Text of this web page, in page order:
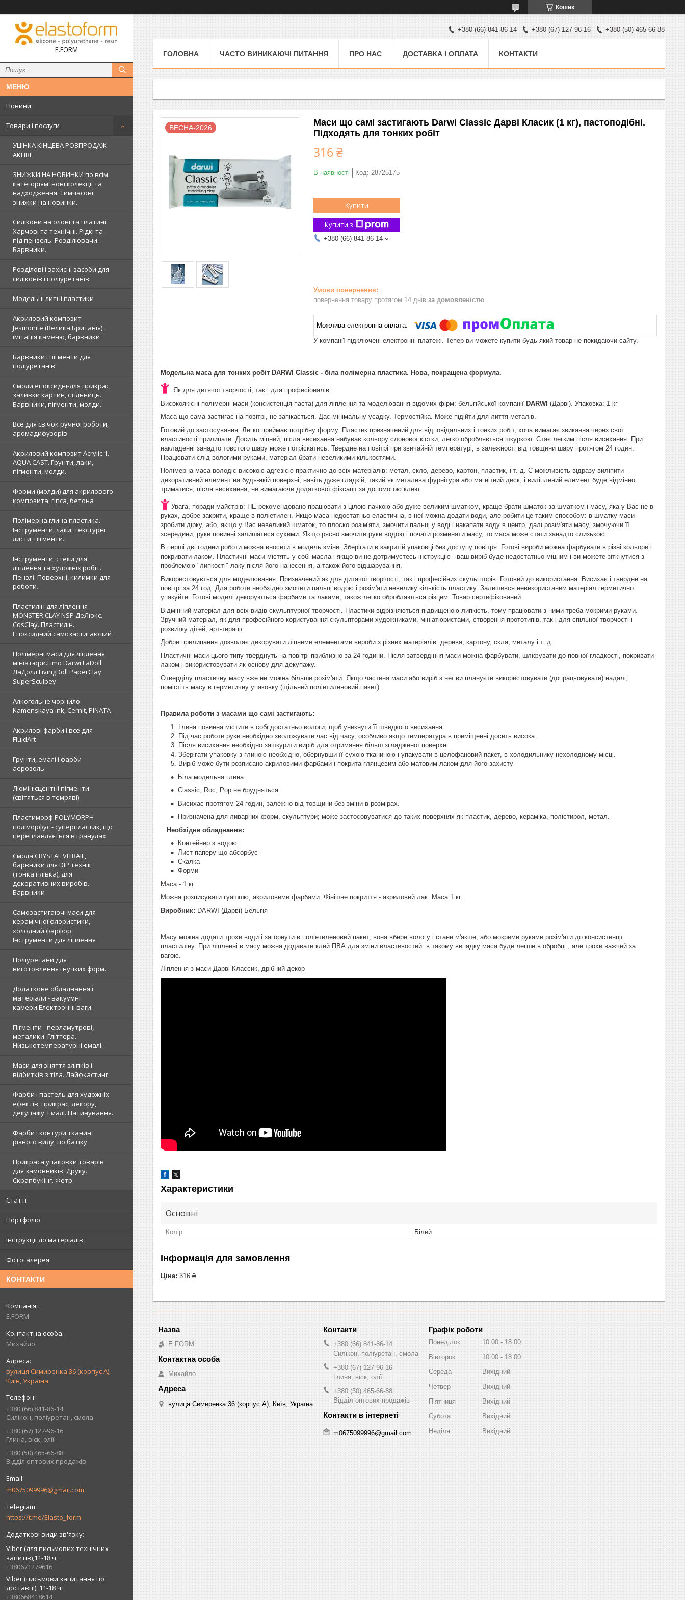
Кошик
E.FORM
Новини
Товари і послуги
УЦІНКА КІНЦЕВА РОЗПРОДАЖ
АКЦІЯ
ЗНИЖКИ НА НОВИНКИ по всім
категоріям: нові колекцїї та
надходження. Тимчасові
знижки на новинки.
Силікони на олові та платині.
Харчові та технічні. Рідкі та
під пензель. Розділювачи.
Барвники.
Розділові і захисні засоби для
силіконів і поліуретанів
Модельні литні пластики
Акриловий композит
Jesmonite (Велика Британія),
імітація каменю, барвники
Барвники і пігменти для
поліуретанів
Смоли епоксидні-для прикрас,
заливки картин, стільниць.
Барвники, пігменти, молди.
Все для свічок ручної роботи,
аромадифузорів
Акриловий композит Acrylic 1.
AQUA CAST. Ґрунти, лаки,
пігменти, молди.
Форми (молди) для акрилового
композита, гіпса, бетона
Полімерна глина пластика.
Інструменти, лаки, текстурні
листи, пігменти.
Інструменти, стеки для
ліплення та художніх робіт.
Пензлі. Поверхні, килимки для
роботи.
Пластилін для ліплення
MONSTER CLAY NSP ДеЛюкс.
CosClay. Пластилін.
Епоксидний самозастигаючий
Полімерні маси для ліплення
мініатюри.Fimo Darwi LaDoll
ЛаДолл LivingDoll PaperClay
SuperSculpey
Алкогольне чорнило
Kamenskaya ink, Cernit, PINATA
Акрилові фарби і все для
FluidArt
Грунти, емалі і фарби
аерозоль
Люмінісцентні пігменти
(світяться в темряві)
Пластиморф POLYMORPH
поліморфус - суперпластик, що
переплавляється в гранулах
Смола CRYSTAL VITRAIL,
барвники для DIP технік
(тонка плівка), для
декоративних виробів.
Барвники
Самозастигаючі маси для
керамічної флористики,
холодний фарфор.
Інструменти для ліплення
Поліуретани для
виготовлення гнучких форм.
Додаткове обладнання і
матеріали - вакуумні
камери.Електронні ваги.
Пігменти - перламутрові,
металики. Гліттера.
Низькотемпературні емалі.
Маси для зняття зліпків і
відбитків з тіла. Лайфкастинг
Фарби і пастель для художніх
ефектів, прикрас, декору,
декупажу. Емалі. Патинування.
Фарби і контури тканин
різного виду, по батіку
Прикраса упаковки товарів
для замовників. Друку.
Скрапбукінг. Фетр.
Статті
Портфоліо
Інструкції до матеріалів
Фотогалерея
КОНТАКТИ
E.FORM
Михайло
вулиця Симиренка 36 (корпус А),
Київ, Україна
+380 (66) 841-86-14
Силікон, поліуретан, смола
+380 (67) 127-96-16
Глина, віск, олії
+380 (50) 465-66-88
Відділ оптових продажів
m0675099996@gmail.com
https://t.me/Elasto_form
Viber (для письмових технічних
запитів),11-18 ч.
+380671279616
Viber (письмови запитання по
доставці), 11-18 ч.
+380668418614
+380 (66) 841-86-14 +380 (67) 127-96-16 +380 (50) 465-66-88
ГОЛОВНА ЧАСТО ВИНИКАЮЧІ ПИТАННЯ ПРО НАС ДОСТАВКА І ОПЛАТА КОНТАКТИ
ВЕСНА-2026
Маси що самі застигають Darwi Classic Дарві Класик (1 кг), пастоподібні.
Підходять для тонких робіт
316 ₴
В наявності Код: 28725175
Купити
Купити з
+380 (66) 841-86-14
повернення товару протягом 14 днів за домовленістю
У компанії підключені електронні платежі. Тепер ви можете купити будь-який товар не покидаючи сайту.
Модельна маса для тонких робіт DARWI Classic - біла полімерна пластика. Нова, покращена формула.
Як для дитячої творчості, так і для професіоналів.
Високоякісні полімерні маси (консистенція-паста) для ліплення та моделювання відомих фірм: бельгійської компанії DARWI (Дарві). Упаковка: 1 кг
Маса що сама застигає на повітрі, не запікається. Дає мінімальну усадку. Термостійка. Може підійти для лиття металів.
Готовий до застосування. Легко приймає потрібну форму. Пластик призначений для відповідальних і тонких робіт, хоча вимагає звикання через свої
властивості прилипати. Досить міцний, після висихання набуває кольору слонової кістки, легко обробляється шкуркою. Стає легким після висихання. При
накладенні занадто товстого шару може потріскатись. Твердне на повітрі при звичайній температурі, в залежності від товщини шару протягом 24 годин.
Працювати слід вологими руками, матеріал брати невеликими кількостями.
Полімерна маса володіє високою адгезією практично до всіх матеріалів: метал, скло, дерево, картон, пластик, і т. д. Є можливість відразу виліпити
декоративний елемент на будь-якій поверхні, навіть дуже гладкій, такий як металева фурнітура або магнітний диск, і виліплений елемент буде відмінно
триматися, після висихання, не вимагаючи додаткової фіксації за допомогою клею
Увага, поради майстрів: НЕ рекомендовано працювати з цілою пачкою або дуже великим шматком, краще брати шматок за шматком і масу, яка у Вас не в
руках, добре закрити, краще в поліетилен. Якщо маса недостатньо еластична, в неї можна додати води, але робити це таким способом: в шматку маси
зробити дірку, або, якщо у Вас невеликий шматок, то плоско розім'яти, змочити пальці у воді і накапати воду в центр, далі розім'яти масу, змочуючи її
зсередини, руки повинні залишатися сухими. Якщо рясно змочити руки водою і почати розминати масу, то маса може стати занадто слизькою.
В перші дві години роботи можна вносити в модель зміни. Зберігати в закритій упаковці без доступу повітря. Готові вироби можна фарбувати в різні кольори і
покривати лаком. Пластичні маси містять у собі масла і якщо ви не дотримуєтесь інструкцію - ваш виріб буде недостатньо міцним і ви можете зіткнутися з
проблемою "липкості" лаку після його нанесення, а також його відшарування.
Використовується для моделювання. Призначений як для дитячої творчості, так і професійних скульпторів. Готовий до використання. Висихає і твердне на
повітрі за 24 год. Для роботи необхідно змочити пальці водою і розім'яти невелику кількість пластику. Залишився невикористаним матеріал герметично
упакуйте. Готові моделі декоруються фарбами та лаками, також легко обробляються різцем. Товар сертифікований.
Відмінний матеріал для всіх видів скульптурної творчості. Пластики відрізняються підвищеною липкість, тому працювати з ними треба мокрими руками.
Зручний матеріал, як для професійного користування скульпторами художниками, мініатюристами, створення прототипів. так і для спільної творчості і
розвитку дітей, арт-терапії.
Добре прилипання дозволяє декорувати ліпними елементами вироби з різних матеріалів: дерева, картону, скла, металу і т. д.
Пластичні маси цього типу тверднуть на повітрі приблизно за 24 години. Після затвердіння маси можна фарбувати, шліфувати до повної гладкості, покривати
лаком і використовувати як основу для декупажу.
Отверділу пластичну масу вже не можна більше розім'яти. Якщо частина маси або виріб з неї ви плануєте використовувати (допрацьовувати) надалі,
помістіть масу в герметичну упаковку (щільний поліетиленовий пакет).
Правила роботи з масами що самі застигають:
Глина повинна містити в собі достатньо вологи, щоб уникнути її швидкого висихання.
Під час роботи руки необхідно зволожувати час від часу, особливо якщо температура в приміщенні досить висока.
Після висихання необхідно зашкурити виріб для отримання більш згладженої поверхні.
Зберігати упаковку з глиною необхідно, обернувши її сухою тканиною і упакувати в целофановий пакет, в холодильнику нехолодному місці.
Виріб може бути розписано акриловими фарбами і покрита глянцевим або матовим лаком для його захисту
Біла модельна глина.
Classic, Roc, Pop не брудняться.
Висихає протягом 24 годин, залежно від товщини без зміни в розмірах.
Призначена для ливарних форм, скульптури; може застосовуватися до таких поверхнях як пластик, дерево, кераміка, полістирол, метал.
Необхідне обладнання:
Контейнер з водою.
Лист паперу що абсорбує
Скалка
Форми
Маса - 1 кг
Можна розписувати гуашшю, акриловими фарбами. Фінішне покриття - акриловий лак. Маса 1 кг.
Виробник: DARWI (Дарві) Бельгія
Масу можна додати трохи води і загорнути в поліетиленовий пакет, вона вбере вологу і стане м'якше, або мокрими руками розім'яти до консистенції
пластиліну. При ліпленні в масу можна додавати клей ПВА для зміни властивостей. в такому випадку маса буде легше в обробці., але трохи важчий за
вагою.
Ліплення з маси Дарві Классик, дрібний декор
Характеристики
Основні
Колір Білий
Інформація для замовлення
Ціна: 316 ₴
E.FORM
Михайло
вулиця Симиренка 36 (корпус А), Київ, Україна
+380 (66) 841-86-14
Силікон, поліуретан, смола
+380 (67) 127-96-16
Глина, віск, олії
+380 (50) 465-66-88
Відділ оптових продажів
m0675099996@gmail.com
Графік роботи
Понеділок 10:00
18:00
Вівторок
10:00
18:00
Середа
Вихідний
Четвер
Вихідний
Пʼятниця
Вихідний
Субота
Вихідний
Неділя
Вихідний